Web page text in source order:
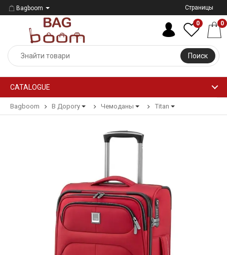
Bagboom Страницы
Поиск
0 0
CATALOGUE
Bagboom В Дорогу Чемоданы Titan